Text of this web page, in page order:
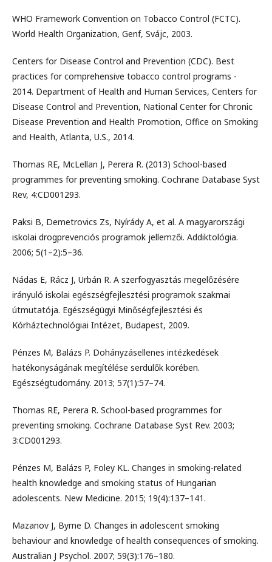
WHO Framework Convention on Tobacco Control (FCTC).
World Health Organization, Genf, Svájc, 2003.
Centers for Disease Control and Prevention (CDC). Best
practices for comprehensive tobacco control programs -
2014. Department of Health and Human Services, Centers for
Disease Control and Prevention, National Center for Chronic
Disease Prevention and Health Promotion, Office on Smoking
and Health, Atlanta, U.S., 2014.
Thomas RE, McLellan J, Perera R. (2013) School-based
programmes for preventing smoking. Cochrane Database Syst
Rev, 4:CD001293.
Paksi B, Demetrovics Zs, Nyírády A, et al. A magyarországi
iskolai drogprevenciós programok jellemzői. Addiktológia.
2006; 5(1–2):5–36.
Nádas E, Rácz J, Urbán R. A szerfogyasztás megelőzésére
irányuló iskolai egészségfejlesztési programok szakmai
útmutatója. Egészségügyi Minőségfejlesztési és
Kórháztechnológiai Intézet, Budapest, 2009.
Pénzes M, Balázs P. Dohányzásellenes intézkedések
hatékonyságának megítélése serdülők körében.
Egészségtudomány. 2013; 57(1):57–74.
Thomas RE, Perera R. School-based programmes for
preventing smoking. Cochrane Database Syst Rev. 2003;
3:CD001293.
Pénzes M, Balázs P, Foley KL. Changes in smoking-related
health knowledge and smoking status of Hungarian
adolescents. New Medicine. 2015; 19(4):137–141.
Mazanov J, Byrne D. Changes in adolescent smoking
behaviour and knowledge of health consequences of smoking.
Australian J Psychol. 2007; 59(3):176–180.